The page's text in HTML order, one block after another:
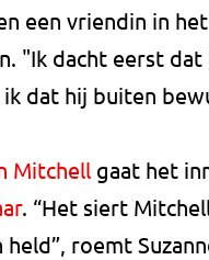
een vriendin in
"Ik dacht eerst
dat hij buiten
Mitchell gaat het
. “Het siert
roemt